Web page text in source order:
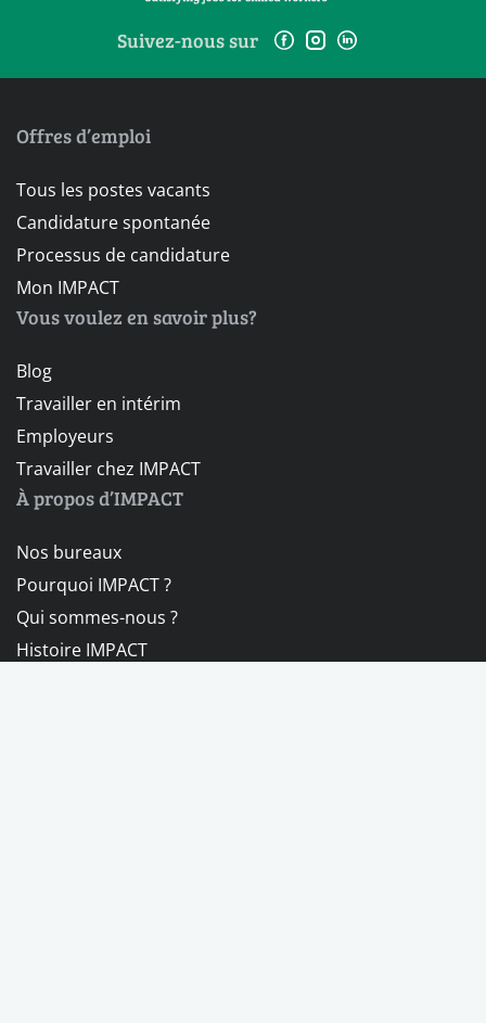
Suivez-nous sur
Offres d’emploi
Tous les postes vacants
Candidature spontanée
Processus de candidature
Mon IMPACT
Vous voulez en savoir plus?
Blog
Travailler en intérim
Employeurs
Travailler chez IMPACT
À propos d’IMPACT
Nos bureaux
Pourquoi IMPACT ?
Qui sommes-nous ?
Histoire IMPACT